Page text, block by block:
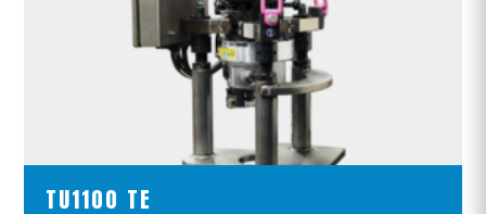
TU1100 TE
ПРОСМОТР ПРОДУКТОВ